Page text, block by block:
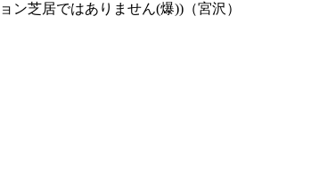
ン芝居ではありません(爆))（宮沢）